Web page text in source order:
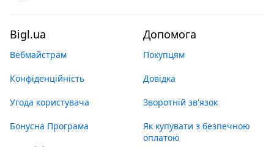
Bigl.ua
Вебмайстрам
Конфіденційність
Угода користувача
Бонусна Програма
Допомога
Покупцям
Довідка
Зворотній зв'язок
Як купувати з безпечною
оплатою